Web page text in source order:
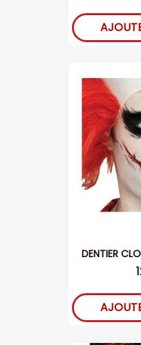
DENTIER